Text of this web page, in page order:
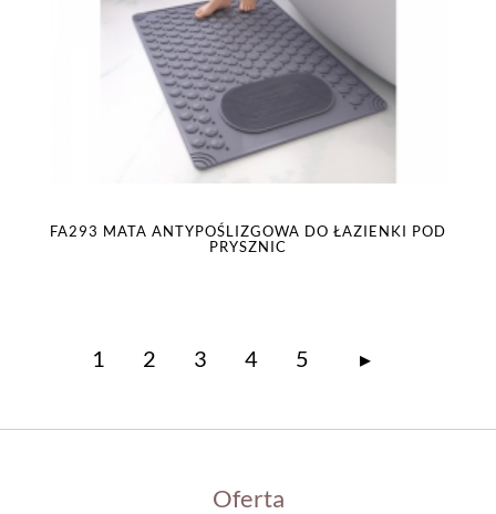
FA293 MATA ANTYPOŚLIZGOWA DO ŁAZIENKI POD
PRYSZNIC
1 2 3 4 5 ▸
Oferta